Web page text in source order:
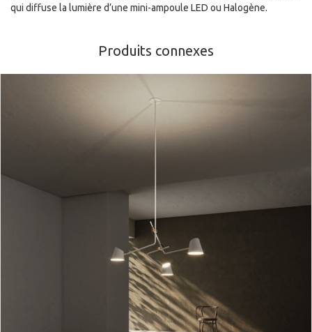
qui diffuse la lumière d’une mini-ampoule LED ou Halogène.
Produits connexes